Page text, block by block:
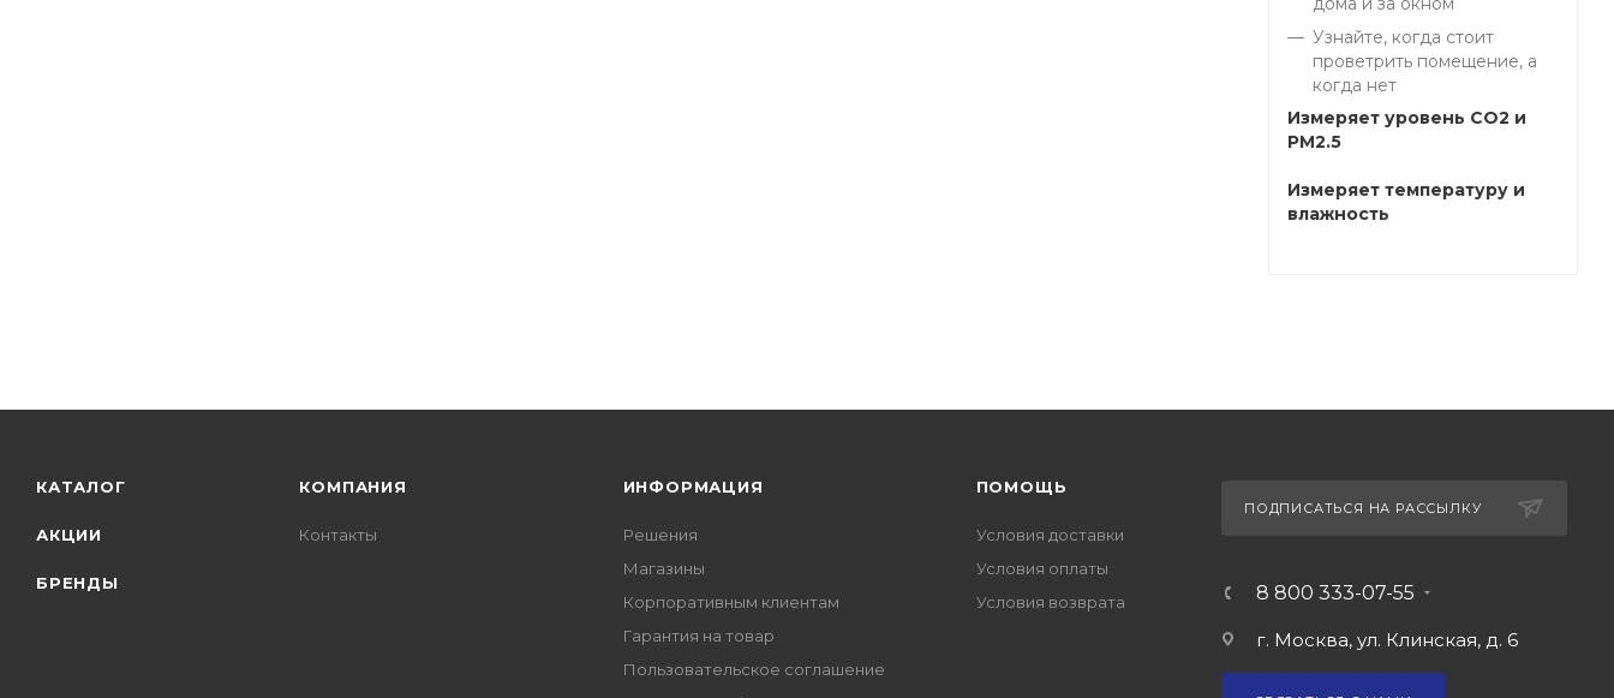
Узнайте, когда стоит
проветрить помещение, а
когда нет
Измеряет уровень СО2 и
PM2.5
Измеряет температуру и
влажность
КАТАЛОГ
АКЦИИ
БРЕНДЫ
КОМПАНИЯ
Контакты
ИНФОРМАЦИЯ
Решения
Магазины
Корпоративным клиентам
Гарантия на товар
Пользовательское соглашение
ПОМОЩЬ
Условия доставки
Условия оплаты
Условия возврата
ПОДПИСАТЬСЯ НА РАССЫЛКУ
8 800 333-07-55
г. Москва, ул. Клинская, д. 6